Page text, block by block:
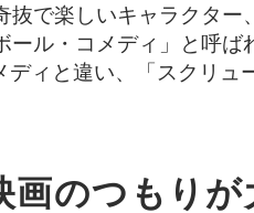
で楽しいキャラクター
ル・コメディ」と呼ば
ィと違い、「スクリュ
のつもりが